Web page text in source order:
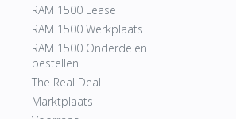
RAM 1500 Lease
RAM 1500 Werkplaats
RAM 1500 Onderdelen
bestellen
The Real Deal
Marktplaats